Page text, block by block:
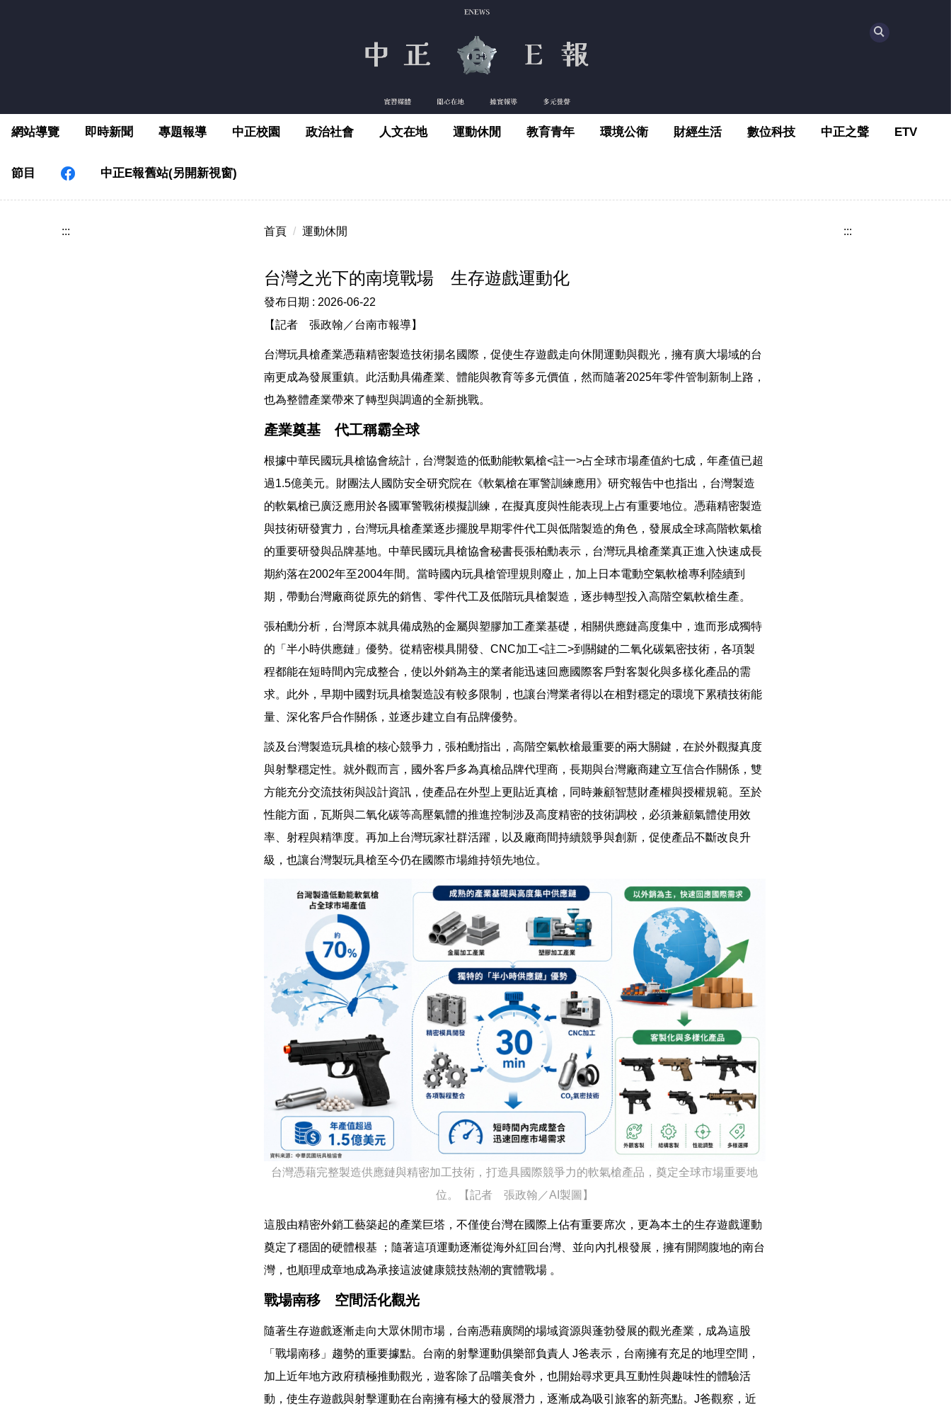
區
網站導覽 即時新聞 專題報導 中正校園 政治社會 人文在地 運動休閒 教育青年 環境公衛 財經生活 數位科技 中正之聲 ETV
節目 中正E報舊站(另開新視窗)
::: 首頁 運動休閒
台灣之光下的南境戰場 生存遊戲運動化
發布日期 : 2026-06-22
【記者 張政翰／台南市報導】
台灣玩具槍產業憑藉精密製造技術揚名國際，促使生存遊戲走向休閒運動與觀光，擁有廣大場域的台
南更成為發展重鎮。此活動具備產業、體能與教育等多元價值，然而隨著2025年零件管制新制上路，
也為整體產業帶來了轉型與調適的全新挑戰。
產業奠基 代工稱霸全球
根據中華民國玩具槍協會統計，台灣製造的低動能軟氣槍<註一>占全球市場產值約七成，年產值已超
過1.5億美元。財團法人國防安全研究院在《軟氣槍在軍警訓練應用》研究報告中也指出，台灣製造
的軟氣槍已廣泛應用於各國軍警戰術模擬訓練，在擬真度與性能表現上占有重要地位。憑藉精密製造
與技術研發實力，台灣玩具槍產業逐步擺脫早期零件代工與低階製造的角色，發展成全球高階軟氣槍
的重要研發與品牌基地。中華民國玩具槍協會秘書長張柏勳表示，台灣玩具槍產業真正進入快速成長
期約落在2002年至2004年間。當時國內玩具槍管理規則廢止，加上日本電動空氣軟槍專利陸續到
期，帶動台灣廠商從原先的銷售、零件代工及低階玩具槍製造，逐步轉型投入高階空氣軟槍生產。
張柏勳分析，台灣原本就具備成熟的金屬與塑膠加工產業基礎，相關供應鏈高度集中，進而形成獨特
的「半小時供應鏈」優勢。從精密模具開發、CNC加工<註二>到關鍵的二氧化碳氣密技術，各項製
程都能在短時間內完成整合，使以外銷為主的業者能迅速回應國際客戶對客製化與多樣化產品的需
求。此外，早期中國對玩具槍製造設有較多限制，也讓台灣業者得以在相對穩定的環境下累積技術能
量、深化客戶合作關係，並逐步建立自有品牌優勢。
談及台灣製造玩具槍的核心競爭力，張柏勳指出，高階空氣軟槍最重要的兩大關鍵，在於外觀擬真度
與射擊穩定性。就外觀而言，國外客戶多為真槍品牌代理商，長期與台灣廠商建立互信合作關係，雙
方能充分交流技術與設計資訊，使產品在外型上更貼近真槍，同時兼顧智慧財產權與授權規範。至於
性能方面，瓦斯與二氧化碳等高壓氣體的推進控制涉及高度精密的技術調校，必須兼顧氣體使用效
率、射程與精準度。再加上台灣玩家社群活躍，以及廠商間持續競爭與創新，促使產品不斷改良升
級，也讓台灣製玩具槍至今仍在國際市場維持領先地位。
台灣憑藉完整製造供應鏈與精密加工技術，打造具國際競爭力的軟氣槍產品，奠定全球市場重要地
位。【記者 張政翰／AI製圖】
這股由精密外銷工藝築起的產業巨塔，不僅使台灣在國際上佔有重要席次，更為本土的生存遊戲運動
奠定了穩固的硬體根基 ；隨著這項運動逐漸從海外紅回台灣、並向內扎根發展，擁有開闊腹地的南台
灣，也順理成章地成為承接這波健康競技熱潮的實體戰場 。
戰場南移 空間活化觀光
隨著生存遊戲逐漸走向大眾休閒市場，台南憑藉廣闊的場域資源與蓬勃發展的觀光產業，成為這股
「戰場南移」趨勢的重要據點。台南的射擊運動俱樂部負責人 J爸表示，台南擁有充足的地理空間，
加上近年地方政府積極推動觀光，遊客除了品嚐美食外，也開始尋求更具互動性與趣味性的體驗活
動，使生存遊戲與射擊運動在台南擁有極大的發展潛力，逐漸成為吸引旅客的新亮點。J爸觀察，近
:::